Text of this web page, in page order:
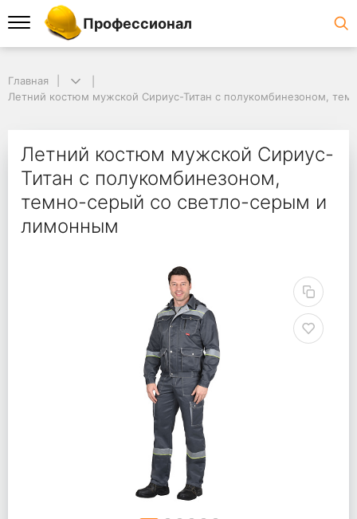
Профессионал
Главная
Летний костюм мужской Сириус-Титан с полукомбинезоном,
Летний костюм мужской Сириус-
Титан с полукомбинезоном,
темно-серый со светло-серым и
лимонным